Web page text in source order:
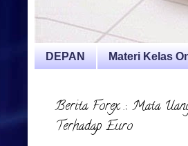
DEPAN Materi Kelas
Berita Forex .:. Mata
Terhadap Euro